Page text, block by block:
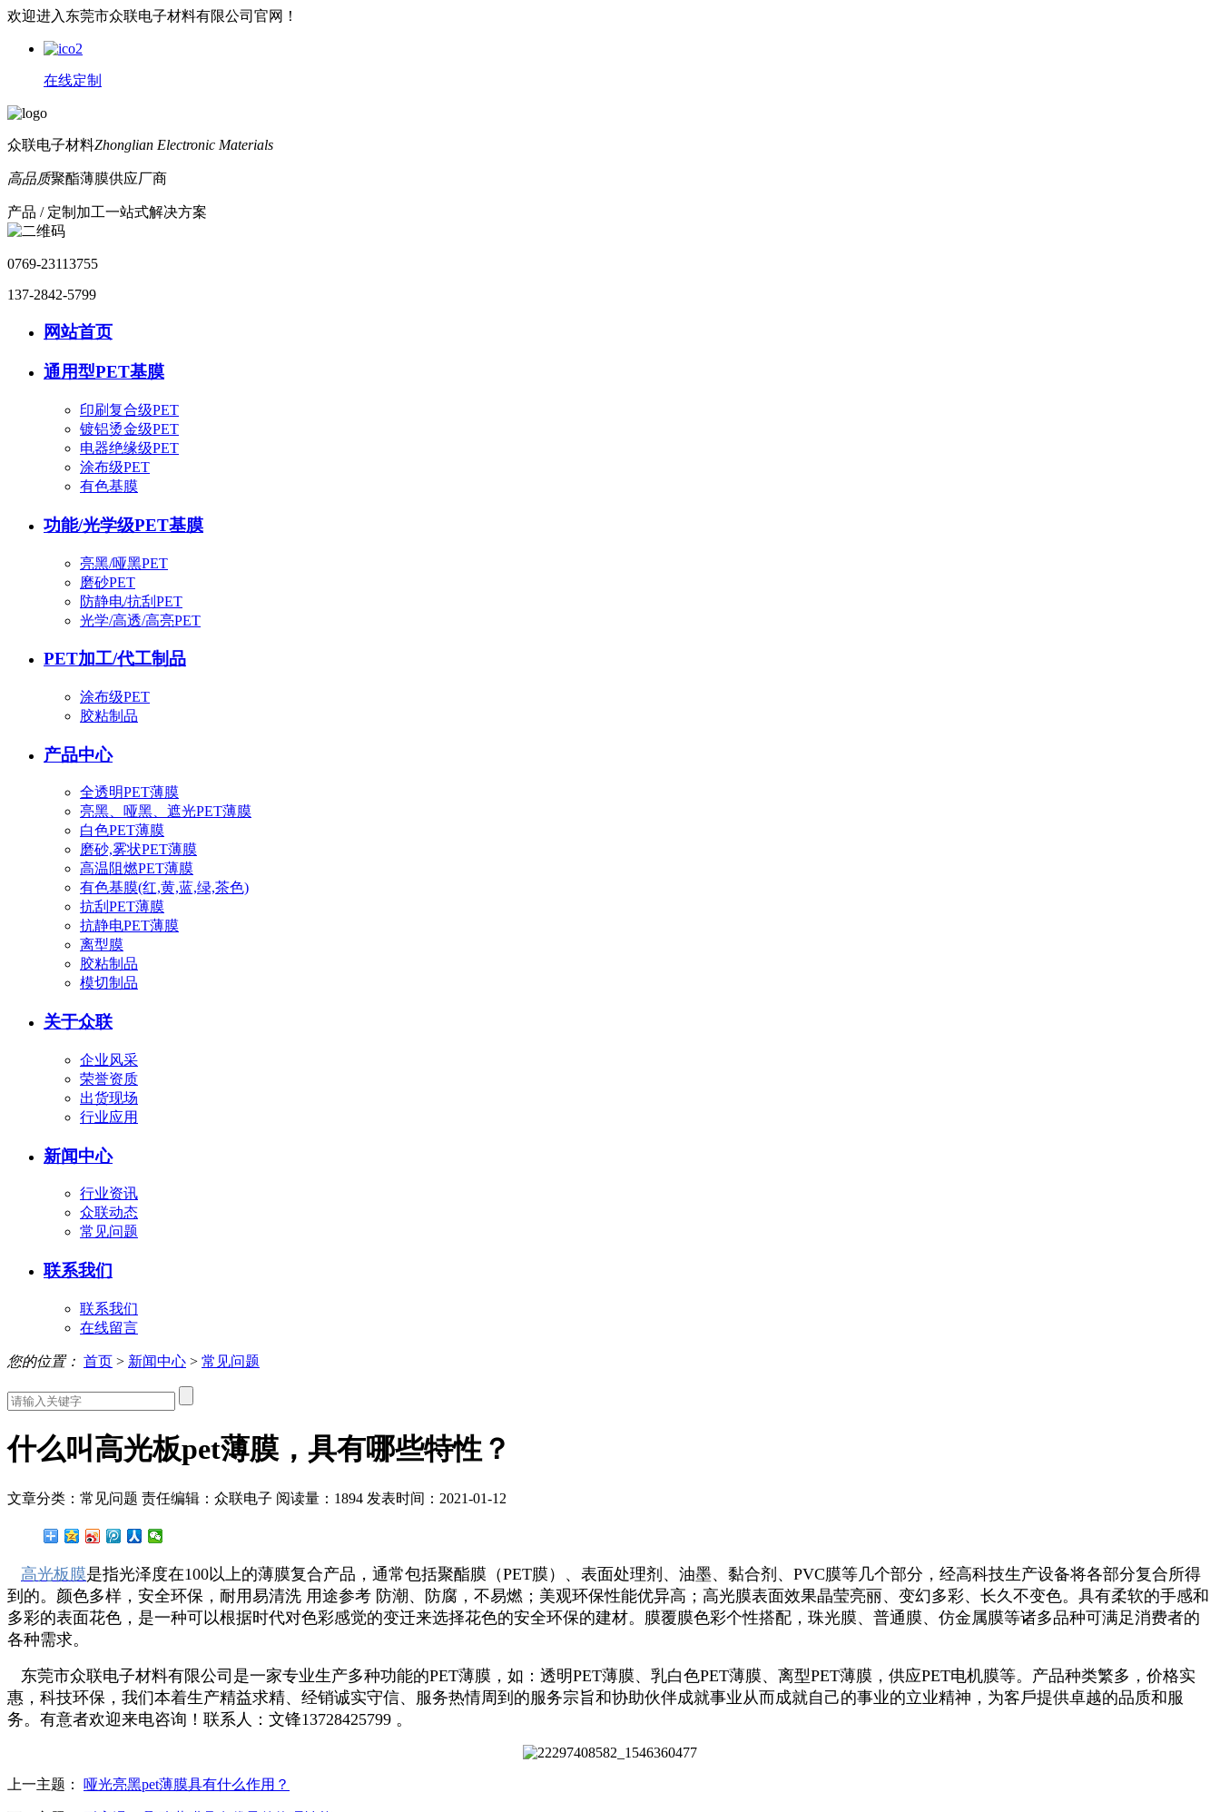
欢迎进入东莞市众联电子材料有限公司官网！
在线定制
众联电子材料Zhonglian Electronic Materials
高品质聚酯薄膜供应厂商
产品 / 定制加工一站式解决方案
0769-23113755
137-2842-5799
网站首页
通用型PET基膜
印刷复合级PET
镀铝烫金级PET
电器绝缘级PET
涂布级PET
有色基膜
功能/光学级PET基膜
亮黑/哑黑PET
磨砂PET
防静电/抗刮PET
光学/高透/高亮PET
PET加工/代工制品
涂布级PET
胶粘制品
产品中心
全透明PET薄膜
亮黑、哑黑、遮光PET薄膜
白色PET薄膜
磨砂,雾状PET薄膜
高温阻燃PET薄膜
有色基膜(红,黄,蓝,绿,茶色)
抗刮PET薄膜
抗静电PET薄膜
离型膜
胶粘制品
模切制品
关于众联
企业风采
荣誉资质
出货现场
行业应用
新闻中心
行业资讯
众联动态
常见问题
联系我们
联系我们
在线留言
您的位置： 首页 > 新闻中心 > 常见问题
什么叫高光板pet薄膜，具有哪些特性？
文章分类：常见问题 责任编辑：众联电子 阅读量： 1894 发表时间：2021-01-12
高光板膜是指光泽度在100以上的薄膜复合产品，通常包括聚酯膜（PET膜）、表面处理剂、油墨、黏合剂、PVC膜等几个部分，经高科技生产设备将各部分复合所得
到的。颜色多样，安全环保，耐用易清洗 用途参考 防潮、防腐，不易燃；美观环保性能优异高；高光膜表面效果晶莹亮丽、变幻多彩、长久不变色。具有柔软的手感和
多彩的表面花色，是一种可以根据时代对色彩感觉的变迁来选择花色的安全环保的建材。膜覆膜色彩个性搭配，珠光膜、普通膜、仿金属膜等诸多品种可满足消费者的
各种需求。
东莞市众联电子材料有限公司是一家专业生产多种功能的PET薄膜，如：透明PET薄膜、乳白色PET薄膜、离型PET薄膜，供应PET电机膜等。产品种类繁多，价格实
惠，科技环保，我们本着生产精益求精、经销诚实守信、服务热情周到的服务宗旨和协助伙伴成就事业从而成就自己的事业的立业精神，为客戶提供卓越的品质和服
务。有意者欢迎来电咨询！联系人：文锋13728425799 。
上一主题： 哑光亮黑pet薄膜具有什么作用？